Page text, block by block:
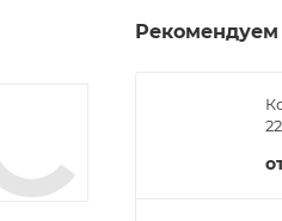
Рекомендуем